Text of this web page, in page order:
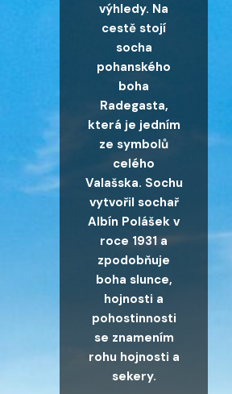
výhledy. Na
cestě stojí
socha
pohanského
boha
Radegasta,
která je jedním
ze symbolů
celého
Valašska. Sochu
vytvořil sochař
Albín Polášek v
roce 1931 a
zpodobňuje
boha slunce,
hojnosti a
pohostinnosti
se znamením
rohu hojnosti a
sekery.